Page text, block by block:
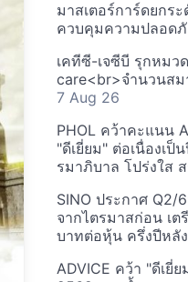
มาสเตอร์การ์ดยกร
ควบคุมความปลอด
เคทีซี-เจซีบี รุกหมว
care<br>จำนวนสม
7 Aug 26
PHOL คว้าคะแนน
"ดีเยี่ยม" ต่อเนื่องเ
รมาภิบาล โปร่งใส
SINO ประกาศ Q2/
จากไตรมาสก่อน เต
บาทต่อหุ้น ครึ่งปีหลัง
ADVICE คว้า "ดีเยี่